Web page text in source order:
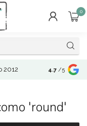
0
2012 4.7 /5
'round'